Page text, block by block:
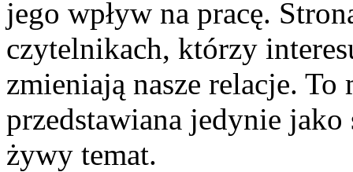
jego wpływ na pracę.
czytelnikach, którzy
zmieniają nasze relacje.
przedstawiana jedynie
żywy temat.